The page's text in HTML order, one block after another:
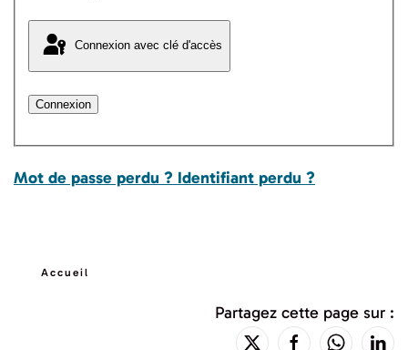
Connexion avec clé d'accès
Connexion
Mot de passe perdu ? Identifiant perdu ?
Accueil
Partagez cette page sur :